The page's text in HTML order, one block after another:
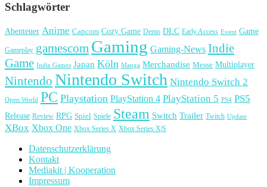
Schlagwörter
Abenteuer Anime Capcom Cozy Game Demo DLC Early Access Event Game
Gameplay gamescom Gaming Gaming-News Indie
Game Indie Games Japan Köln Manga Merchandise Messe Multiplayer
Nintendo Nintendo Switch Nintendo Switch 2
Open World PC Playstation PlayStation 4 PlayStation 5 PS4 PS5
Release Review RPG Spiel Spiele Steam Switch Trailer Twitch Update
XBox Xbox One Xbox Series X Xbox Series X|S
Datenschutzerklärung
Kontakt
Mediakit | Kooperation
Impressum